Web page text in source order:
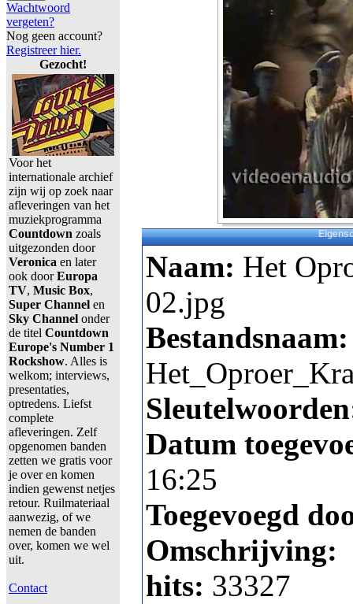
Wachtwoord
vergeten?
Nog geen account?
Registreer hier.
Gezocht!
Voor het
internationale archief
zijn wij op zoek naar
afleveringen van het
muziekprogramma
Countdown zoals
uitgezonden door
Veronica en later
ook doorEuropa
TV, Music Box,
Super Channel en
Sky Channel onder
de titel Countdown
Europe's Number 1
Rockshow. Alles is
welkom; interviews,
presentaties,
optredens. Liefst
complete
afleveringen. Zelf
opgenomen banden
zetten we gratis voor
je over en komen
indien gewenst netjes
retour. Ruilmateriaal
aanwezig, of we
nemen de banden
over, komen we wel
uit.
Contact
Naam: Het
02.jpg
Bestandsnaam:
Datum
16:25
Toegevoegd
Omschrijving:
hits: 33327